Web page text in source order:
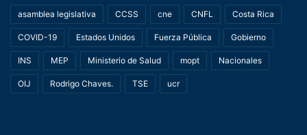
asamblea legislativa CCSS cne CNFL Costa Rica
COVID-19 Estados Unidos Fuerza Pública Gobierno
INS MEP Ministerio de Salud mopt Nacionales
OIJ Rodrigo Chaves. TSE ucr